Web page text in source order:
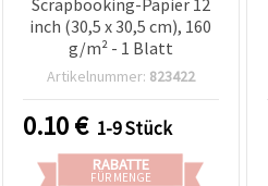
inch (30,5 x 30,5 cm), 160
g/m² - 1 Blatt
Artikelnummer: 823422
0.10€ 1-9 Stück
RABATTE
FÜR MENGE